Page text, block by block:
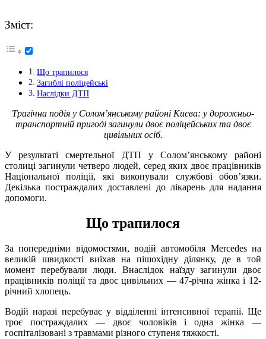
Зміст:
Що трапилося
Загиблі поліцейські
Наслідки ДТП
Трагічна подія у Солом’янському районі Києва: у дорожньо-
транспортній пригоді загинули двоє поліцейських та двоє
цивільних осіб.
У результаті смертельної ДТП у Солом’янському районі
столиці загинули четверо людей, серед яких двоє працівників
Національної поліції, які виконували службові обов’язки.
Декілька постраждалих доставлені до лікарень для надання
допомоги.
Що трапилося
За попередніми відомостями, водій автомобіля Mercedes на
великій швидкості виїхав на пішохідну ділянку, де в той
момент перебували люди. Внаслідок наїзду загинули двоє
працівників поліції та двоє цивільних — 47-річна жінка і 12-
річний хлопець.
Водій наразі перебуває у відділенні інтенсивної терапії. Ще
троє постраждалих — двоє чоловіків і одна жінка —
госпіталізовані з травмами різного ступеня тяжкості.